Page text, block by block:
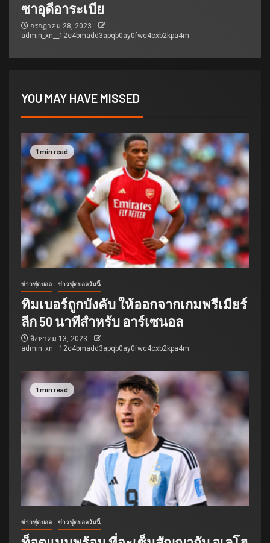
ซาอุดีอาระเบีย
กรกฎาคม 28, 2023
admin_xn__12c4bmadd3apqb0ay0fwc4cxb2kpa4m
YOU MAY HAVE MISSED
1 min read
ข่าวฟุตบอล ข่าวฟุตบอลวันนี้
ทิมเบอร์ถูกบังคับ ให้ออกจากเกมพรีเมียร์
ลีก 50 นาทีสำหรับ อาร์เซนอล
สิงหาคม 13, 2023
admin_xn__12c4bmadd3apqb0ay0fwc4cxb2kpa4m
1 min read
ข่าวฟุตบอล ข่าวฟุตบอลวันนี้